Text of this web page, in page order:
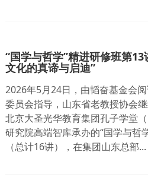
“国学与哲学”精进研修班第
文化的真谛与启迪”
2026年5月24日，由韬奋基金会
委员会指导，山东省老教授协会
北京大圣光华教育集团孔子学堂
研究院高端智库承办的“国学与哲
（总计16讲），在集团山东总部...